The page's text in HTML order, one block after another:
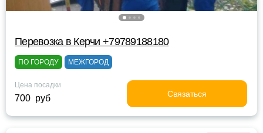
Перевозка в Керчи +79789188180
ПО ГОРОДУ МЕЖГОРОД
Цена посадки
700 руб Связаться